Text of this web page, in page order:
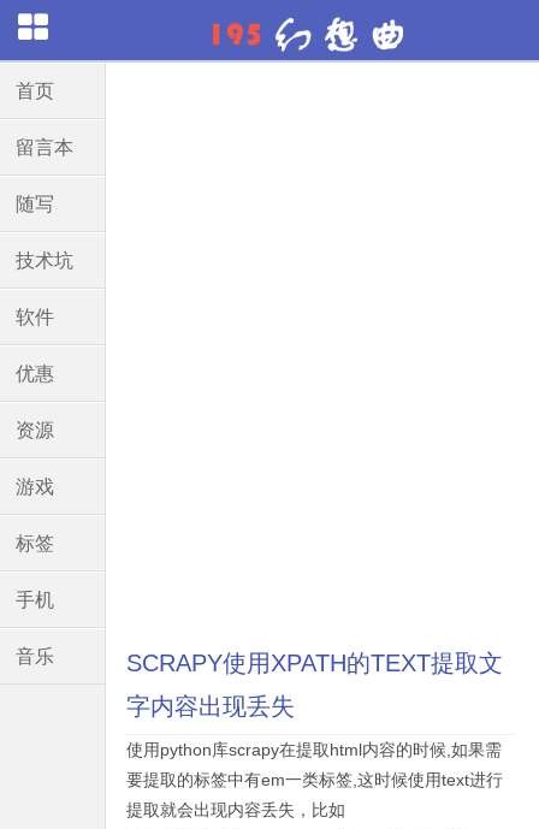
首页
留言本
随写
技术坑
软件
优惠
资源
游戏
标签
手机
音乐
SCRAPY使用XPATH的TEXT提取文
字内容出现丢失
使用python库scrapy在提取html内容的时候,如果需
要提取的标签中有em一类标签,这时候使用text进行
提取就会出现内容丢失，比如